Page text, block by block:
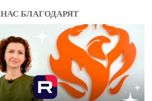
НАС БЛАГОДАРЯТ